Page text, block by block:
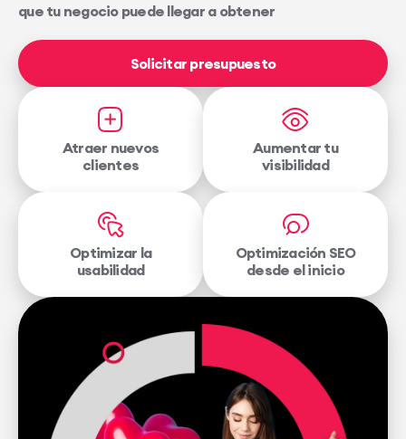
que tu negocio puede llegar a obtener
Solicitar presupuesto
Atraer nuevos
clientes
Aumentar tu
visibilidad
Optimizar la
usabilidad
Optimización SEO
desde el inicio